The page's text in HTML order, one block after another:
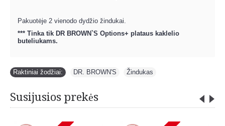
Pakuotėje 2 vienodo dydžio žindukai.
*** Tinka tik DR BROWN`S Options+ plataus kaklelio
buteliukams.
Raktiniai žodžiai: DR. BROWN'S Žindukas
Susijusios prekės